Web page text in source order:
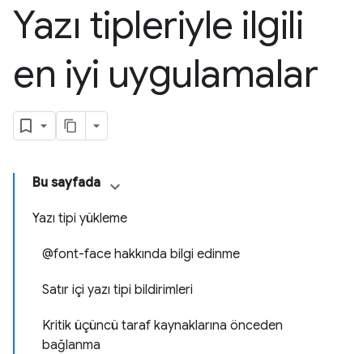
Yazı tipleriyle ilgili
en iyi uygulamalar
Bu sayfada
Yazı tipi yükleme
@font-face hakkında bilgi edinme
Satır içi yazı tipi bildirimleri
Kritik üçüncü taraf kaynaklarına önceden
bağlanma